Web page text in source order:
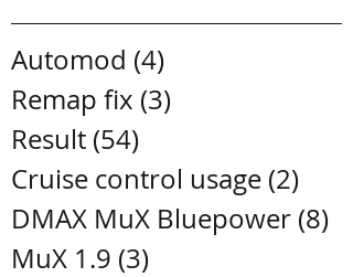
Automod (4)
Remap fix (3)
Result (54)
Cruise control usage (2)
DMAX MuX Bluepower (8)
MuX 1.9 (3)